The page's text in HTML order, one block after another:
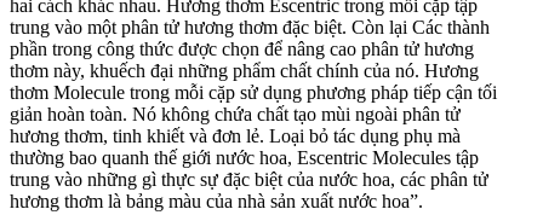
hai cách khác nhau. Hương thơm Escentric trong mỗi cặp tập
trung vào một phân tử hương thơm đặc biệt. Còn lại Các thành
phần trong công thức được chọn để nâng cao phân tử hương
thơm này, khuếch đại những phẩm chất chính của nó. Hương
thơm Molecule trong mỗi cặp sử dụng phương pháp tiếp cận tối
giản hoàn toàn. Nó không chứa chất tạo mùi ngoài phân tử
hương thơm, tinh khiết và đơn lẻ. Loại bỏ tác dụng phụ mà
thường bao quanh thế giới nước hoa, Escentric Molecules tập
trung vào những gì thực sự đặc biệt của nước hoa, các phân tử
hương thơm là bảng màu của nhà sản xuất nước hoa”.